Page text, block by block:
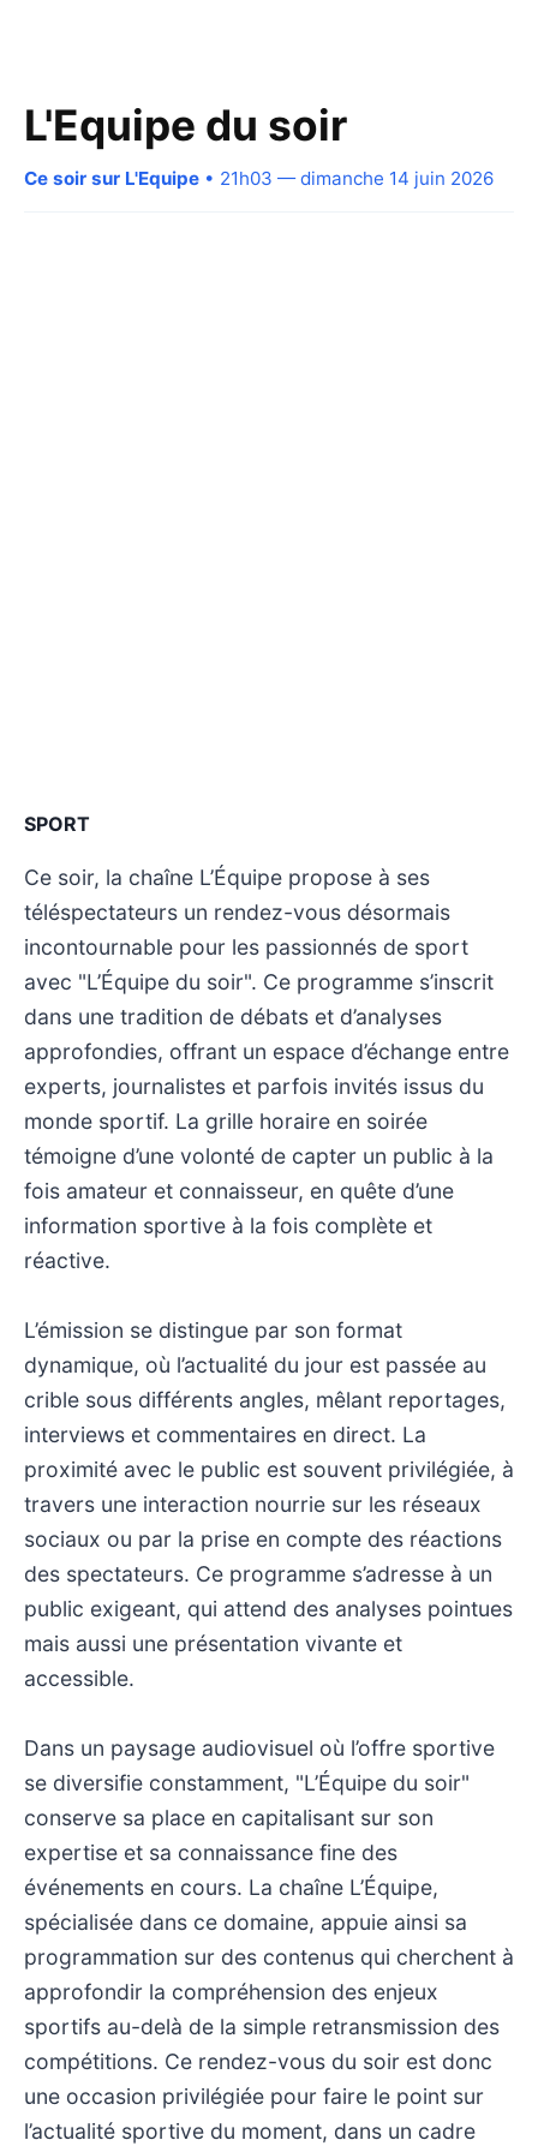
L'Equipe du soir
Ce soir sur L'Equipe • 21h03 — dimanche 14 juin 2026
SPORT
Ce soir, la chaîne L’Équipe propose à ses
téléspectateurs un rendez-vous désormais
incontournable pour les passionnés de sport
avec "L’Équipe du soir". Ce programme s’inscrit
dans une tradition de débats et d’analyses
approfondies, offrant un espace d’échange entre
experts, journalistes et parfois invités issus du
monde sportif. La grille horaire en soirée
témoigne d’une volonté de capter un public à la
fois amateur et connaisseur, en quête d’une
information sportive à la fois complète et
réactive.
L’émission se distingue par son format
dynamique, où l’actualité du jour est passée au
crible sous différents angles, mêlant reportages,
interviews et commentaires en direct. La
proximité avec le public est souvent privilégiée, à
travers une interaction nourrie sur les réseaux
sociaux ou par la prise en compte des réactions
des spectateurs. Ce programme s’adresse à un
public exigeant, qui attend des analyses pointues
mais aussi une présentation vivante et
accessible.
Dans un paysage audiovisuel où l’offre sportive
se diversifie constamment, "L’Équipe du soir"
conserve sa place en capitalisant sur son
expertise et sa connaissance fine des
événements en cours. La chaîne L’Équipe,
spécialisée dans ce domaine, appuie ainsi sa
programmation sur des contenus qui cherchent à
approfondir la compréhension des enjeux
sportifs au-delà de la simple retransmission des
compétitions. Ce rendez-vous du soir est donc
une occasion privilégiée pour faire le point sur
l’actualité sportive du moment, dans un cadre